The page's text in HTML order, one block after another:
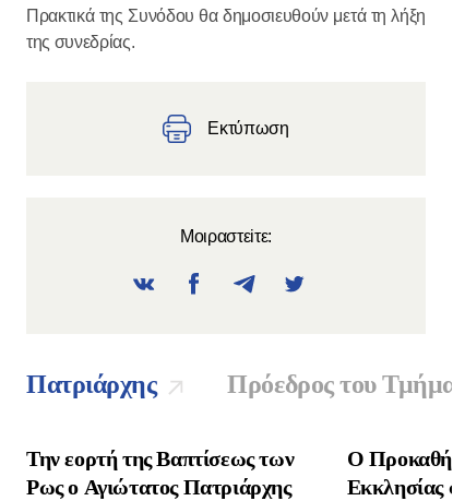
Πρακτικά της Συνόδου θα δημοσιευθούν μετά τη λήξη
της συνεδρίας.
Εκτύπωση
Μοιραστεiτε:
Πατριάρχης Πρόεδρος του
Την εορτή της Βαπτίσεως των
Ρως ο Αγιώτατος Πατριάρχης
Ο
Εκκλησίας